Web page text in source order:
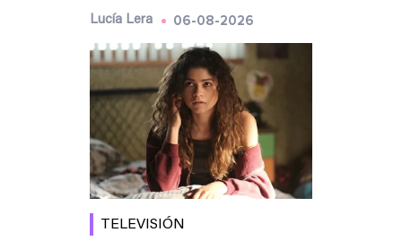
Lucía Lera 06-08-2026
TELEVISIÓN